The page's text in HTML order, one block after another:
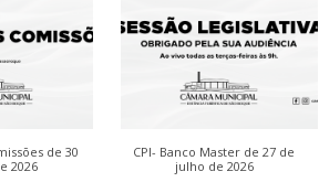
de 30
2026
CPI- Banco Master de 27 de
julho de 2026